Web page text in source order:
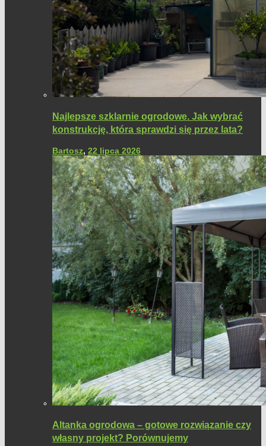
Najlepsze szklarnie ogrodowe. Jak wybrać
konstrukcję, która sprawdzi się przez lata?
Bartosz, 22 lipca 2026
Altanka ogrodowa – gotowe rozwiązanie czy
własny projekt? Porównujemy